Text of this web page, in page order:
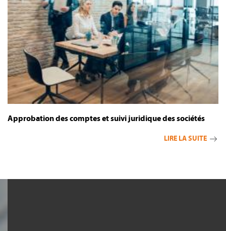
Approbation des comptes et suivi juridique des sociétés
LIRE LA SUITE